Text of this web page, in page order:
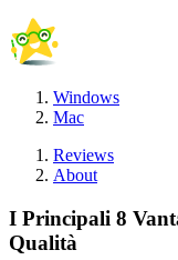
Windows
Mac
Reviews
About
I Principali 8
Qualità